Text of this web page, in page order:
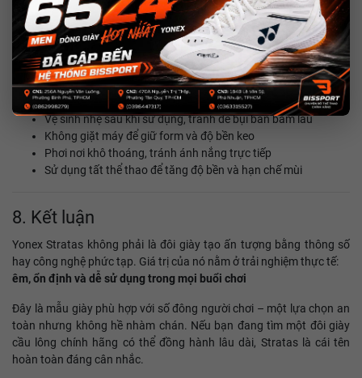
cao cấp
7. Hướng dẫn bảo quản
Vệ sinh nhẹ sau khi sử dụng, tránh để bụi bẩn bám lâu
Không giặt máy để giữ form và độ bền keo
Phơi nơi khô thoáng, tránh ánh nắng trực tiếp
Sử dụng tất thể thao để tăng độ bền và hạn chế mùi
8. Kết luận
Yonex Stratas không phải là đôi giày tạo ấn tượng bằng thông số
hay công nghệ phức tạp. Giá trị của nó nằm ở trải nghiệm thực tế:
êm, ổn định và dễ sử dụng trong mọi buổi chơi
Đây là mẫu giày phù hợp với số đông người chơi – một lựa chọn an
toàn nhưng không hề nhàm chán. Nếu bạn đang tìm một đôi giày
cầu lông chính hãng có thể đồng hành lâu dài, Stratas là cái tên
hoàn toàn đáng cân nhắc.